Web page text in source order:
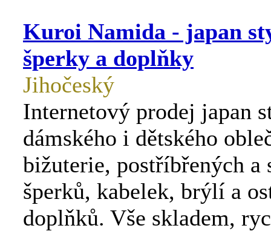
Kuroi Namida - japan
šperky a doplňky
Jihočeský
Internetový prodej japan
dámského i dětského
bižuterie, postříbřených a
šperků, kabelek, brýlí a
doplňků. Vše skladem,